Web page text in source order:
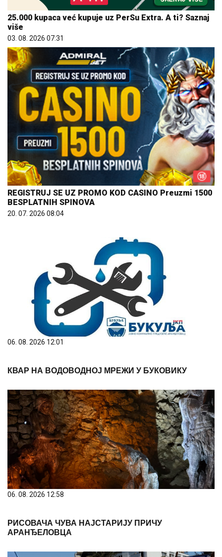
25.000 kupaca već kupuje uz PerSu Extra. A ti? Saznaj
više
03. 08. 2026 07:31
REGISTRUJ SE UZ PROMO KOD CASINO Preuzmi 1500
BESPLATNIH SPINOVA
20. 07. 2026 08:04
06. 08. 2026 12:01
КВАР НА ВОДОВОДНОЈ МРЕЖИ У БУКОВИКУ
06. 08. 2026 12:58
РИСОВАЧА ЧУВА НАЈСТАРИЈУ ПРИЧУ
АРАНЂЕЛОВЦА